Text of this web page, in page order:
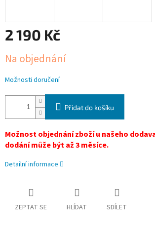
2 190 Kč
cena:
Na objednání
Možnosti doručení
Přidat do košíku
Možnost objednání zboží u našeho
dodání může být až 3 měsíce.
Detailní informace
ZEPTAT SE HLÍDAT SDÍLET